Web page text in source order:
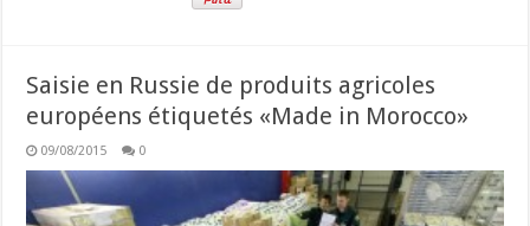
Saisie en Russie de produits agricoles
européens étiquetés «Made in Morocco»
09/08/2015 0